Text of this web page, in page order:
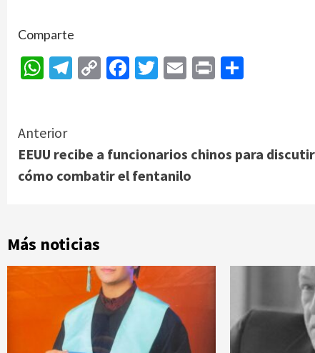
Comparte
WhatsApp
Telegram
CopyFacebook
Twitter
Email
Print
Continue
Reading
Anterior
EEUU recibe a funcionarios chinos para discutir
cómo combatir el fentanilo
Más noticias